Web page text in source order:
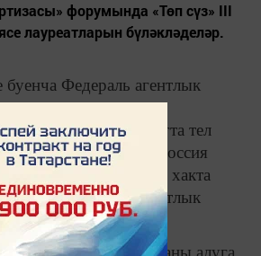
форумында «Төп сүз» III
лауреатларын бүләкләделәр.
Федераль агентлык
гомумроссия
аталган форум-диалогта тел
«Төп сүз» III Бөтенроссия
бүләкләделәр. Бу хакта
Федераль агентлык
итә.
елдан гамәлдә. Быел аны алуга